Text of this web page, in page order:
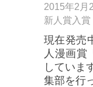
2015年2月
新人賞入賞
現在発売
人漫画賞
していま
集部を行